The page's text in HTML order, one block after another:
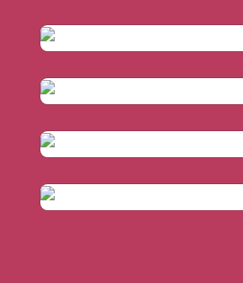
Costa
Costa
del
Costa
del